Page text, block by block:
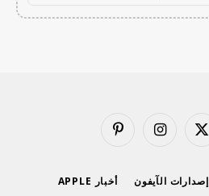
X
الانستغرامبينتيريست
إصدارات الآيفون أخبار APPLE